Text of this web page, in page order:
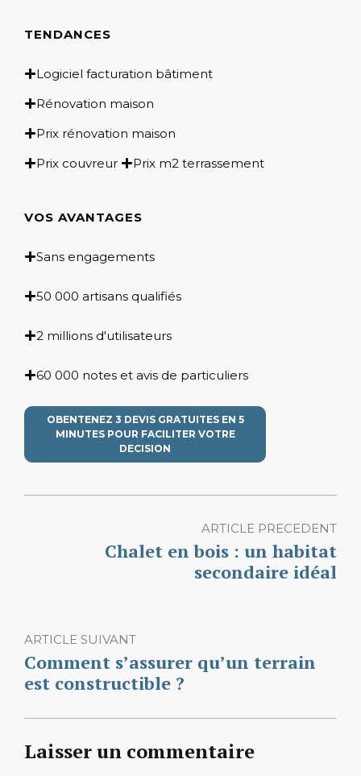
TENDANCES
Logiciel facturation bâtiment
Rénovation maison
Prix rénovation maison
Prix couvreur
Prix m2 terrassement
VOS AVANTAGES
Sans engagements
50 000 artisans qualifiés
2 millions d'utilisateurs
60 000 notes et avis de particuliers
OBENTENEZ 3 DEVIS GRATUITES EN 5
MINUTES POUR FACILITER VOTRE
DECISION
ARTICLE PRECEDENT
Chalet en bois : un habitat
secondaire idéal
ARTICLE SUIVANT
Comment s’assurer qu’un terrain
est constructible ?
Laisser un commentaire